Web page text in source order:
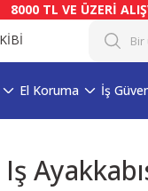
8000 TL VE ÜZERİ
El Koruma İş